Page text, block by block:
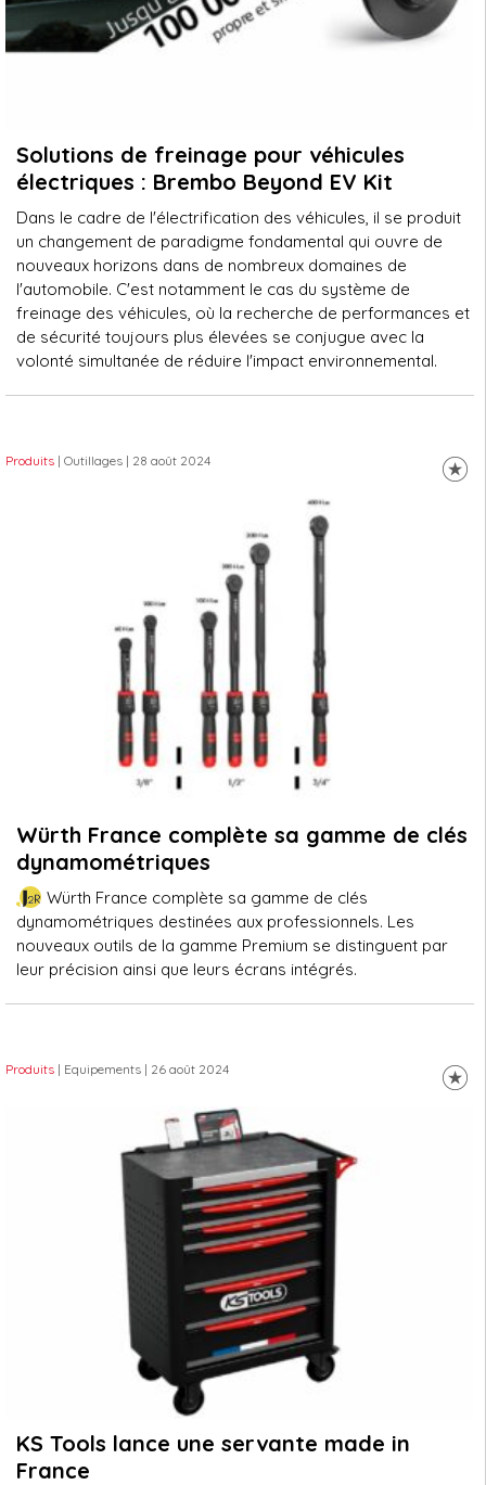
Solutions de freinage pour véhicules
électriques : Brembo Beyond EV Kit
Dans le cadre de l'électrification des véhicules, il se produit
un changement de paradigme fondamental qui ouvre de
nouveaux horizons dans de nombreux domaines de
l'automobile. C'est notamment le cas du système de
freinage des véhicules, où la recherche de performances et
de sécurité toujours plus élevées se conjugue avec la
volonté simultanée de réduire l'impact environnemental.
Produits | Outillages | 28 août 2024
Würth France complète sa gamme de clés
dynamométriques
Würth France complète sa gamme de clés
dynamométriques destinées aux professionnels. Les
nouveaux outils de la gamme Premium se distinguent par
leur précision ainsi que leurs écrans intégrés.
Produits | Equipements | 26 août 2024
KS Tools lance une servante made in
France